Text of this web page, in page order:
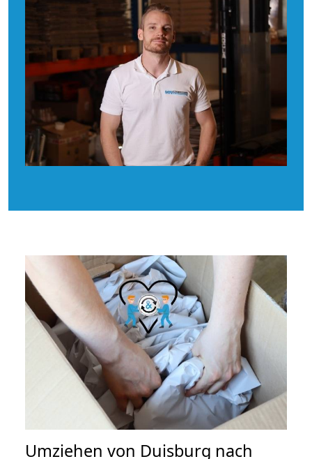
Umziehen von Duisburg nach